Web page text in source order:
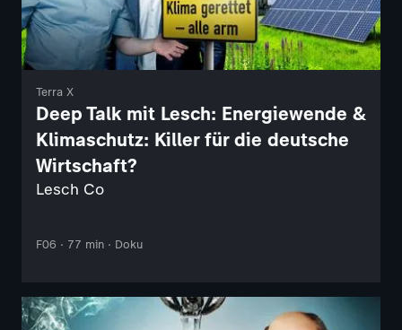
Terra X
Deep Talk mit Lesch: Energiewende &
Klimaschutz: Killer für die deutsche
Wirtschaft?
Lesch Co
F06 · 77 min · Doku